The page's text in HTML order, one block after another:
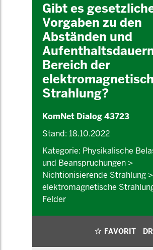
Gibt es
Vorgaben zu den
Abständen und
Bereich der
Strahlung?
KomNet Dialog 43723
Stand: 18.10.2022
Kategorie: Physikalische
und Beanspruchungen >
Nichtionisierende Strahlung >
elektromagnetische
Felder
FAVORIT